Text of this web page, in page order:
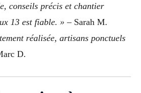
conseils précis et chantier
13 est fiable. » – Sarah M.
réalisée, artisans ponctuels
D.